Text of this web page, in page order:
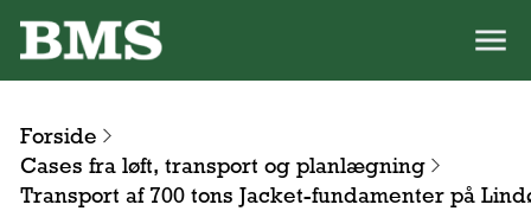
Forside
Cases fra løft, transport og planlægning
Transport af 700 tons Jacket-fundamenter på